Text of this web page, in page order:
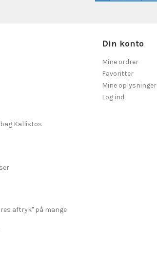
bag Kallistos
aftryk" på mange
Din konto
Mine ordrer
Favoritter
Mine oplysninger
Log ind